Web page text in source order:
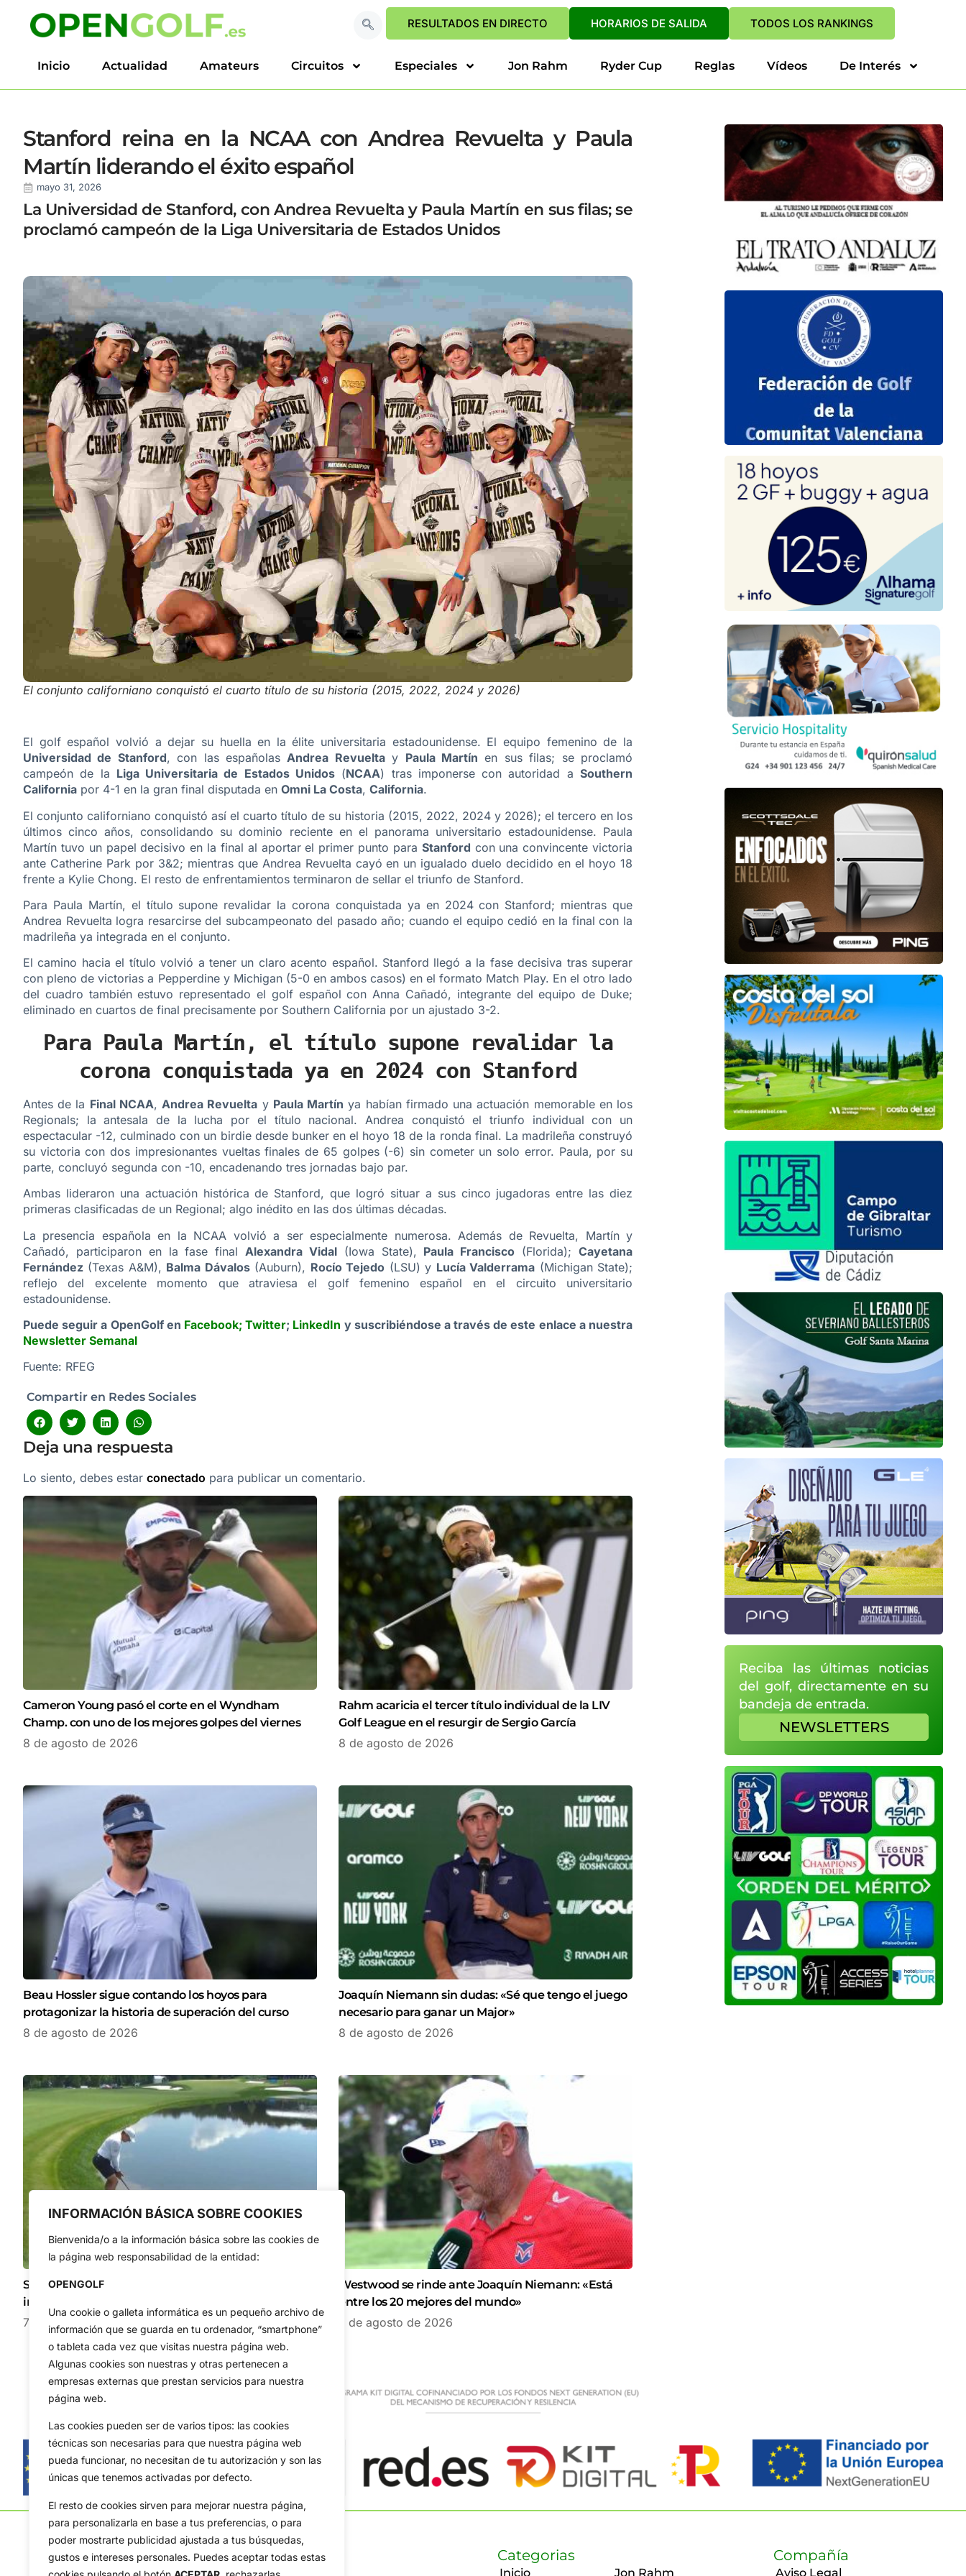
INFORMACIÓN BÁSICA SOBRE COOKIES
Bienvenida/o a la información básica sobre las cookies de
la página web responsabilidad de la entidad:
OPENGOLF
Una cookie o galleta informática es un pequeño archivo de
información que se guarda en tu ordenador, “smartphone”
o tableta cada vez que visitas nuestra página web.
Algunas cookies son nuestras y otras pertenecen a
empresas externas que prestan servicios para nuestra
página web.
Las cookies pueden ser de varios tipos: las cookies
técnicas son necesarias para que nuestra página web
pueda funcionar, no necesitan de tu autorización y son las
únicas que tenemos activadas por defecto.
El resto de cookies sirven para mejorar nuestra página,
para personalizarla en base a tus preferencias, o para
poder mostrarte publicidad ajustada a tus búsquedas,
gustos e intereses personales. Puedes aceptar todas estas
RESULTADOS EN DIRECTO HORARIOS DE SALIDA TODOS LOS RANKINGS
Inicio Actualidad Amateurs Circuitos Especiales Jon Rahm Ryder Cup Reglas Vídeos De Interés
Stanford reina en la NCAA con Andrea Revuelta y Paula
Martín liderando el éxito español
mayo 31, 2026
La Universidad de Stanford, con Andrea Revuelta y Paula Martín en sus filas; se
proclamó campeón de la Liga Universitaria de Estados Unidos
El conjunto californiano conquistó el cuarto título de su historia (2015, 2022, 2024 y 2026)
El golf español volvió a dejar su huella en la élite universitaria estadounidense. El equipo femenino de la
Universidad de Stanford, con las españolasAndrea Revueltay Paula Martín en sus filas; se proclamó
campeón de la Liga Universitaria de Estados Unidos (NCAA) tras imponerse con autoridad aSouthern
California por 4-1 en la gran final disputada en Omni La Costa, California.
El conjunto californiano conquistó así el cuarto título de su historia (2015, 2022, 2024 y 2026); el tercero en los
últimos cinco años, consolidando su dominio reciente en el panorama universitario estadounidense. Paula
Martín tuvo un papel decisivo en la final al aportar el primer punto para Stanford con una convincente victoria
ante Catherine Park por 3&2; mientras que Andrea Revuelta cayó en un igualado duelo decidido en el hoyo 18
frente a Kylie Chong. El resto de enfrentamientos terminaron de sellar el triunfo de Stanford.
Para Paula Martín, el título supone revalidar la corona conquistada ya en 2024 con Stanford; mientras que
Andrea Revuelta logra resarcirse del subcampeonato del pasado año; cuando el equipo cedió en la final con la
madrileña ya integrada en el conjunto.
El camino hacia el título volvió a tener un claro acento español. Stanford llegó a la fase decisiva tras superar
con pleno de victorias a Pepperdine y Michigan (5-0 en ambos casos) en el formato Match Play. En el otro lado
del cuadro también estuvo representado el golf español con Anna Cañadó, integrante del equipo de Duke;
eliminado en cuartos de final precisamente por Southern California por un ajustado 3-2.
Para Paula Martín, el título supone revalidar la
corona conquistada ya en 2024 con Stanford
Antes de la Final NCAA, Andrea Revuelta y Paula Martín ya habían firmado una actuación memorable en los
Regionals; la antesala de la lucha por el título nacional. Andrea conquistó el triunfo individual con un
espectacular -12, culminado con un birdie desde bunker en el hoyo 18 de la ronda final. La madrileña construyó
su victoria con dos impresionantes vueltas finales de 65 golpes (-6) sin cometer un solo error. Paula, por su
parte, concluyó segunda con -10, encadenando tres jornadas bajo par.
Ambas lideraron una actuación histórica de Stanford, que logró situar a sus cinco jugadoras entre las diez
primeras clasificadas de un Regional; algo inédito en las dos últimas décadas.
La presencia española en la NCAA volvió a ser especialmente numerosa. Además de Revuelta, Martín y
Cañadó, participaron en la fase final Alexandra Vidal(Iowa State), Paula Francisco (Florida);Cayetana
Fernández (Texas A&M), Balma Dávalos(Auburn), Rocío Tejedo (LSU) y Lucía Valderrama (Michigan State);
reflejo del excelente momento que atraviesa el golf femenino español en el circuito universitario
estadounidense.
Puede seguir a OpenGolf en Facebook; Twitter; LinkedIn y suscribiéndose a través de este enlace a nuestra
Newsletter Semanal
Fuente: RFEG
Compartir en Redes Sociales
Deja una respuesta
Lo siento, debes estar conectado para publicar un comentario.
Cameron Young pasó el corte en el Wyndham
Champ. con uno de los mejores golpes del viernes
8 de agosto de 2026
Rahm acaricia el tercer título individual de la LIV
Golf League en el resurgir de Sergio García
8 de agosto de 2026
Beau Hossler sigue contando los hoyos para
protagonizar la historia de superación del curso
8 de agosto de 2026
Joaquín Niemann sin dudas: «Sé que tengo el juego
necesario para ganar un Major»
8 de agosto de 2026
Sergio García firmó el par sin pisar la calle tras una
increíble aventura en el hoyo 17
7 de agosto de 2026
Westwood se rinde ante Joaquín Niemann: «Está
entre los 20 mejores del mundo»
7 de agosto de 2026
Reciba las últimas noticias
del golf, directamente en su
bandeja de entrada.
NEWSLETTERS
Categorias
Inicio Jon Rahm
Compañía
Aviso Legal